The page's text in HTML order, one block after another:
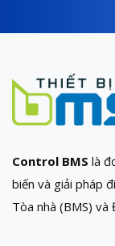
Control BMS là
biến và giải pháp
Tòa nhà (BMS) và